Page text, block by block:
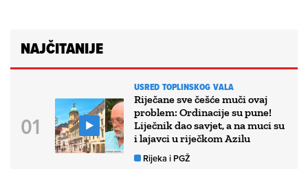
NAJČITANIJE
USRED TOPLINSKOG VALA
Riječane sve češće muči ovaj
problem: Ordinacije su pune!
Liječnik dao savjet, a na muci su
i lajavci u riječkom Azilu
Rijeka i PGŽ